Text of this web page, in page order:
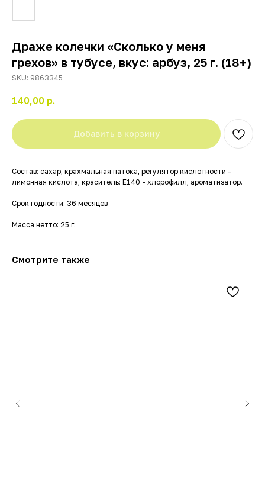
Драже колечки «Сколько у меня
грехов» в тубусе, вкус: арбуз, 25 г. (18+)
SKU: 9863345
140,00 р.
Добавить в корзину
Состав: сахар, крахмальная патока, регулятор кислотности -
лимонная кислота, краситель: Е140 - хлорофилл, ароматизатор.
Срок годности: 36 месяцев
Масса нетто: 25 г.
Смотрите также